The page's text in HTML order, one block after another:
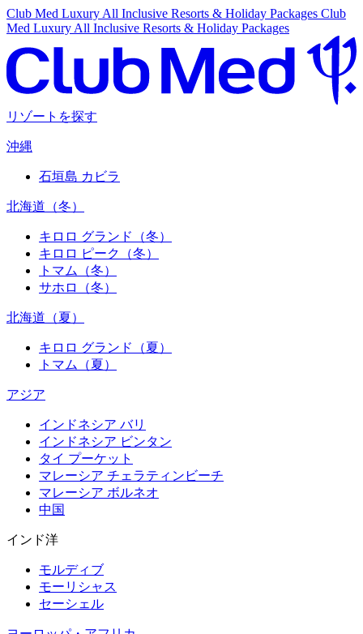
Club Med Luxury All Inclusive Resorts & Holiday Packages Club
Med Luxury All Inclusive Resorts & Holiday Packages
リゾートを探す
沖縄
石垣島 カビラ
北海道（冬）
キロロ グランド（冬）
キロロ ピーク（冬）
トマム（冬）
サホロ（冬）
北海道（夏）
キロロ グランド（夏）
トマム（夏）
アジア
インドネシア バリ
インドネシア ビンタン
タイ プーケット
マレーシア チェラティンビーチ
マレーシア ボルネオ
中国
インド洋
モルディブ
モーリシャス
セーシェル